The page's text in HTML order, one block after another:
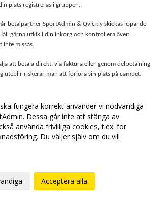
plats registreras i gruppen.
betalpartner SportAdmin & Qvickly skickas löpande
gärna utkik i din inkorg och kontrollera även
inte missas.
att betala direkt, via faktura eller genom delbetalning
uteblir riskerar man att förlora sin plats på campet.
frånvarotillfällen. Vi gör inga avdrag eller
skada, annan frånvaro eller om spelaren väljer att
perioden.
Webbversion
fungera korrekt använder vi nödvändiga
Dessa går inte att stänga av.
använda frivilliga cookies, t.ex. för
Du väljer själv om du vill
Acceptera alla